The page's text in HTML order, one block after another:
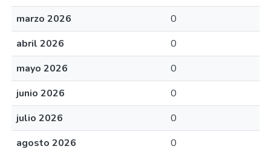
marzo 2026
0
abril 2026
0
mayo 2026
0
junio 2026
0
julio 2026
0
agosto 2026
0